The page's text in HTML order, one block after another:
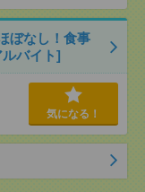
ぼなし！食事
バイト]
気になる！